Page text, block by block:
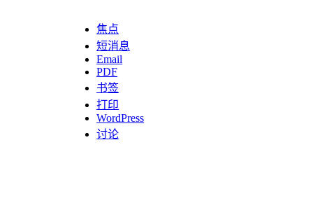
焦点
短消息
Email
PDF
书签
打印
WordPress
讨论